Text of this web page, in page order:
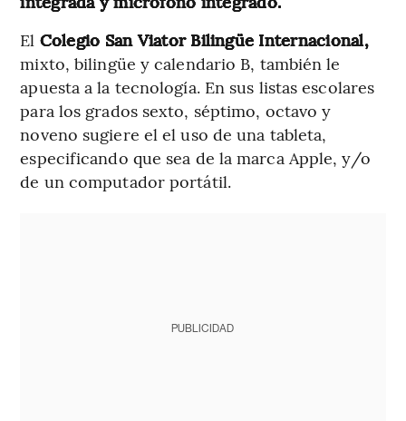
El Colegio San Viator Bilingüe Internacional,
mixto, bilingüe y calendario B, también le
apuesta a la tecnología. En sus listas escolares
para los grados sexto, séptimo, octavo y
noveno sugiere el el uso de una tableta,
especificando que sea de la marca Apple, y/o
de un computador portátil.
PUBLICIDAD